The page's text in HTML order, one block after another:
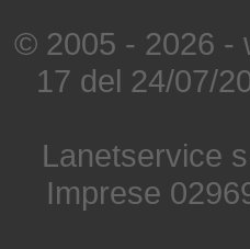
© 2005 - 2026 -
17 del 24/07/
Lanetservice
Imprese